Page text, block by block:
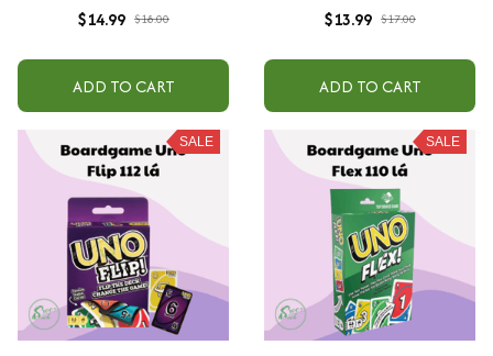
bản và mở rộng kèm hướng
$14.99 $18.00
ADD TO CART
$13.99 $17.00
ADD TO CART
SALE SALE